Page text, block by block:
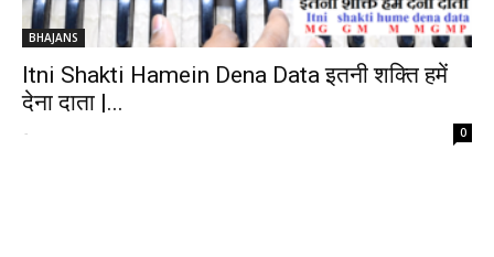
BHAJANS
Itni Shakti Hamein Dena Data इतनी शक्ति हमें
देना दाता |...
- 0